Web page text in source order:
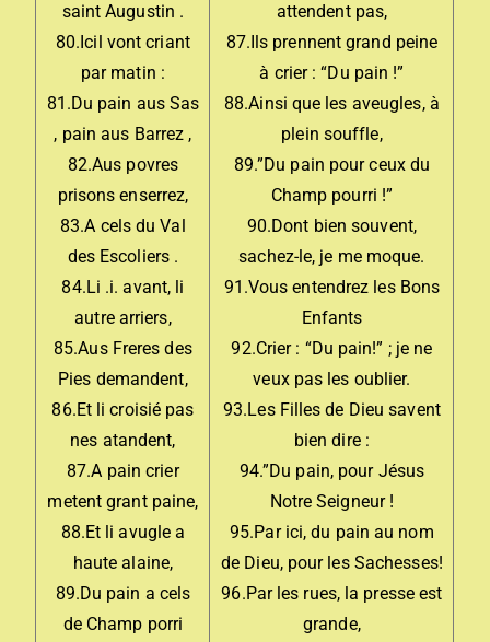
saint Augustin .
80.Icil vont criant
par matin :
81.Du pain aus Sas
, pain aus Barrez ,
82.Aus povres
prisons enserrez,
83.A cels du Val
des Escoliers .
84.Li .i. avant, li
autre arriers,
85.Aus Freres des
Pies demandent,
86.Et li croisié pas
nes atandent,
87.A pain crier
metent grant paine,
88.Et li avugle a
haute alaine,
89.Du pain a cels
de Champ porri
attendent pas,
87.Ils prennent grand peine
à crier : “Du pain !”
88.Ainsi que les aveugles, à
plein souffle,
89.”Du pain pour ceux du
Champ pourri !”
90.Dont bien souvent,
sachez-le, je me moque.
91.Vous entendrez les Bons
Enfants
92.Crier : “Du pain!” ; je ne
veux pas les oublier.
93.Les Filles de Dieu savent
bien dire :
94.”Du pain, pour Jésus
Notre Seigneur !
95.Par ici, du pain au nom
de Dieu, pour les Sachesses!
96.Par les rues, la presse est
grande,